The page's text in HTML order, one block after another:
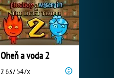
Oheň a voda 2
2 637 547x